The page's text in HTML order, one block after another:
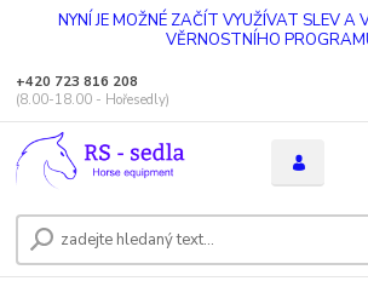
NYNÍ JE MOŽNÉ ZAČÍT VYUŽÍVAT SLEV A
VĚRNOSTNÍHO
+420 723 816 208
(8.00-18.00 - Hořesedly)